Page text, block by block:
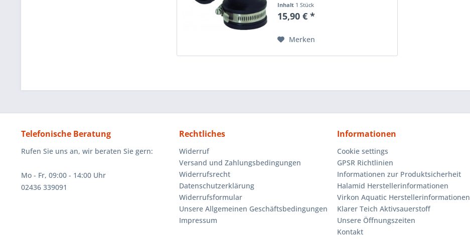
flexible Rohrverbindung,
gefertigt aus einem PVC
aus...
Inhalt 1 Stück
15,90 € *
Merken
Telefonische Beratung
Rufen Sie uns an, wir beraten Sie gern:
Mo - Fr, 09:00 - 14:00 Uhr
02436 339091
Rechtliches
Widerruf
Versand und Zahlungsbedingungen
Widerrufsrecht
Datenschutzerklärung
Widerrufsformular
Unsere Allgemeinen Geschäftsbedingungen
Impressum
Informationen
Cookie settings
GPSR Richtlinien
Informationen zur Produktsicherheit
Halamid Herstellerinformationen
Virkon Aquatic Herstellerinformationen
Klarer Teich Aktivsauerstoff
Unsere Öffnungszeiten
Kontakt